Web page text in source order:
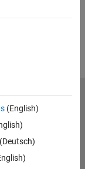
(English)
(Deutsch)
Contacts locaux